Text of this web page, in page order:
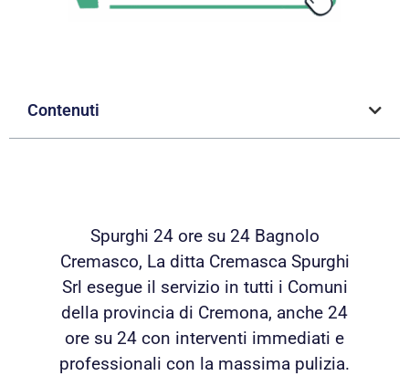
Contenuti
Spurghi 24 ore su 24 Bagnolo
Cremasco, La ditta Cremasca Spurghi
Srl esegue il servizio in tutti i Comuni
della provincia di Cremona, anche 24
ore su 24 con interventi immediati e
professionali con la massima pulizia.